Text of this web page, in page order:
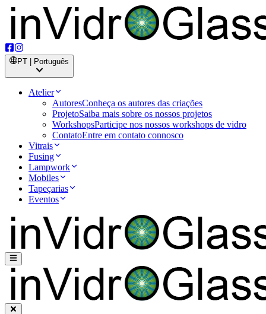
PT | Português
Atelier
AutoresConheça os autores das criações
ProjetoSaiba mais sobre os nossos projetos
WorkshopsParticipe nos nossos workshops de vidro
ContatoEntre em contato connosco
Vitrais
Fusing
Lampwork
Mobiles
Tapeçarias
Eventos